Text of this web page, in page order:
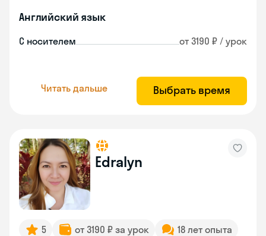
Английский язык
С носителем от 3190 ₽ / урок
Читать дальше Выбрать время
Edralyn
5 от 3190 ₽ за урок
18 лет опыта